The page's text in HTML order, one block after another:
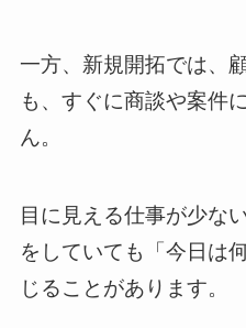
一方、新規開拓では、
も、すぐに商談や案件
ん。
目に見える仕事が少な
をしていても「今日は
じることがあります。